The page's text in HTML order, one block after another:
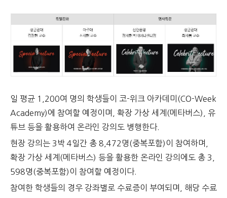
일 평균 1,200여 명의 학생들이 코-위크 아카데미(CO-Week
Academy)에 참여할 예정이며, 확장 가상 세계(메타버스), 유
튜브 등을 활용하여 온라인 강의도 병행한다.
현장 강의는 3박 4일간 총 8,472명(중복포함)이 참여하며,
확장 가상 세계(메타버스) 등을 활용한 온라인 강의에도 총 3,
598명(중복포함)이 참여할 예정이다.
참여한 학생들의 경우 강좌별로 수료증이 부여되며, 해당 수료